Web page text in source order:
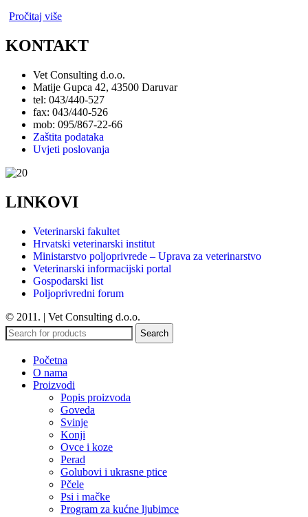
Pročitaj više
KONTAKT
Vet Consulting d.o.o.
Matije Gupca 42, 43500 Daruvar
tel: 043/440-527
fax: 043/440-526
mob: 095/867-22-66
Zaštita podataka
Uvjeti poslovanja
LINKOVI
Veterinarski fakultet
Hrvatski veterinarski institut
Ministarstvo poljoprivrede – Uprava za veterinarstvo
Veterinarski informacijski portal
Gospodarski list
Poljoprivredni forum
© 2011. | Vet Consulting d.o.o.
Search
Početna
O nama
Proizvodi
Popis proizvoda
Goveda
Svinje
Konji
Ovce i koze
Perad
Golubovi i ukrasne ptice
Pčele
Psi i mačke
Program za kućne ljubimce